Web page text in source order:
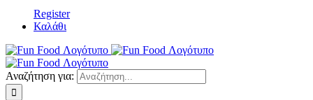
Register
Καλάθι
Αναζήτηση για: